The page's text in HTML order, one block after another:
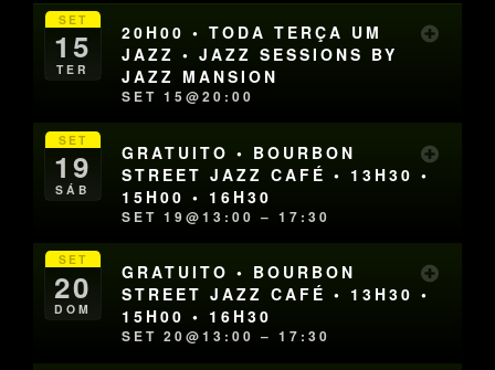
SET
15
TER
20H00 • TODA TERÇA UM
JAZZ • JAZZ SESSIONS BY
JAZZ MANSION
SET 15@20:00
SET
19
SÁB
GRATUITO • BOURBON
STREET JAZZ CAFÉ • 13H30 •
15H00 • 16H30
SET 19@13:00 – 17:30
SET
20
DOM
GRATUITO • BOURBON
STREET JAZZ CAFÉ • 13H30 •
15H00 • 16H30
SET 20@13:00 – 17:30